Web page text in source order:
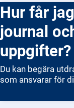
Hur får jag tillgång till min
journal
uppgifter?
Du kan begära
som ansvarar för